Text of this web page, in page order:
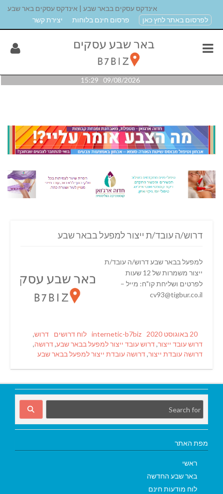
אינדקס עסקים בבאר שבע | אינדקס עסקים באר שבע
לפרסום באתר לחץ כאן
פרסום חינם בלוחות יצירת קשר
09/08/2026 15:29
דרוש/ה עובד/ת ייצור למפעל בבאר שבע
למפעל בבאר שבע דרוש/ה עובד/ת
ייצור משמרות של 12 שעות
לפרטים ושליחת קו"ח: מייל –
cv93@tigbur.co.il
Posted
on
20 באוגוסט 2020 Author
internetic-b7biz
Categories
לוח דרושים Tags
דרוש,
דרוש עובד ייצור,דרוש עובד ייצור למפעל בבאר שבע,דרושה,
דרושה עובדת ייצור,דרושה עובדת ייצור למפעל בבאר שבע
מפת האתר
ראשי
באר שבע החדשה
לוח מודעות חינם